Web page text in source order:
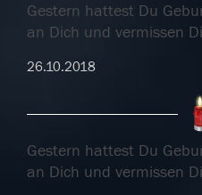
Gestern hattest Du
an Dich und vermissen
26.10.2018
Gestern hattest Du
an Dich und vermissen